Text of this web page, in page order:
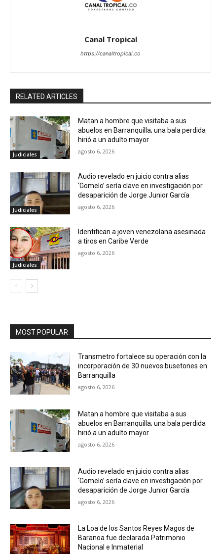
Canal Tropical
https://canaltropical.co
RELATED ARTICLES
Judiciales
Matan a hombre que visitaba a sus
abuelos en Barranquilla; una bala perdida
hirió a un adulto mayor
agosto 6, 2026
Judiciales
Audio revelado en juicio contra alias
‘Gomelo’ sería clave en investigación por
desaparición de Jorge Junior García
agosto 6, 2026
Judiciales
Identifican a joven venezolana asesinada
a tiros en Caribe Verde
agosto 6, 2026
MOST POPULAR
Transmetro fortalece su operación con la
incorporación de 30 nuevos busetones en
Barranquilla
agosto 6, 2026
Matan a hombre que visitaba a sus
abuelos en Barranquilla; una bala perdida
hirió a un adulto mayor
agosto 6, 2026
Audio revelado en juicio contra alias
‘Gomelo’ sería clave en investigación por
desaparición de Jorge Junior García
agosto 6, 2026
La Loa de los Santos Reyes Magos de
Baranoa fue declarada Patrimonio
Nacional e Inmaterial